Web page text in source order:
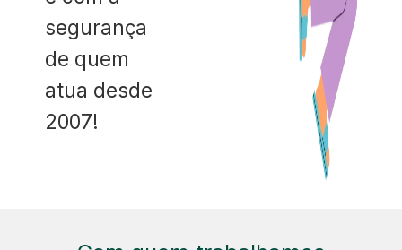
segurança
de quem
atua desde
2007!